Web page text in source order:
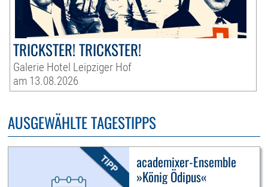
TRICKSTER! TRICKSTER!
Galerie Hotel Leipziger Hof
am 13.08.2026
AUSGEWÄHLTE TAGESTIPPS
academixer-Ensemble
»König Ödipus«